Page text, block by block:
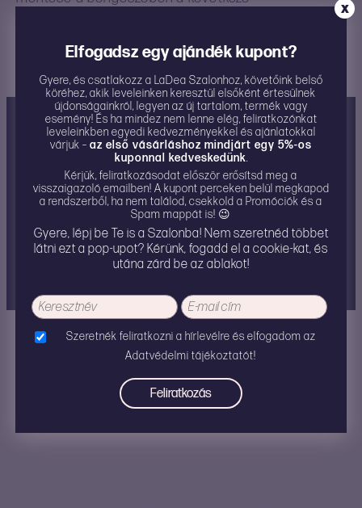
Márka
Anyag
Szín
Méret/mennyiség
Fontos infó
További információk
Méretválasztó
L méret,M méret ,
X
Elfogadsz egy ajándék kupont?
Gyere, és csatlakozz a LaDea Szalonhoz, követőink belső
köréhez, akik leveleinken keresztül elsőként értesülnek
újdonságainkról, legyen az új tartalom, termék vagy
esemény! És ha mindez nem lenne elég, feliratkozónkat
leveleinkben egyedi kedvezményekkel és ajánlatokkal
várjuk – az első vásárláshoz mindjárt egy 5%-os
kuponnal kedveskedünk.
Kérjük, feliratkozásodat először erősítsd meg a
visszaigazoló emailben! A kupont perceken belül megkapod
a rendszerből, ha nem találod, csekkold a Promóciók és a
Spam mappát is! 😉
Gyere, lépj be Te is a Szalonba! Nem szeretnéd többet
látni ezt a pop-upot? Kérünk, fogadd el a cookie-kat, és
utána zárd be az ablakot!
Szeretnék feliratkozni a hírlevélre és elfogadom az
Adatvédelmi tájékoztatót!